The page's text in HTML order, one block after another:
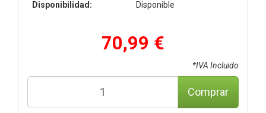
Disponibilidad: Disponible
70,99 €
*IVA Incluido
Comprar